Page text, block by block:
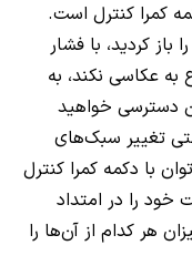
کمرا کنترل است.
باز کردید، با فشار
عکاسی نکند، به
دسترسی خواهید
تغییر سبک‌های
با دکمه کمرا کنترل
خود را در امتداد
هر کدام از آن‌ها را